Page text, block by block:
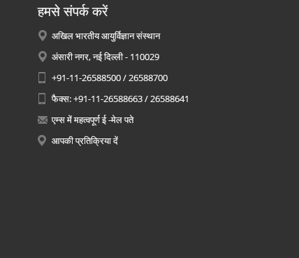
हमसे संपर्क करें
अखिल भारतीय आयुर्विज्ञान संस्थान
अंसारी नगर, नई दिल्ली - 110029
+91-11-26588500 / 26588700
फैक्स: +91-11-26588663 / 26588641
एम्स में महत्वपूर्ण ई -मेल पते
आपकी प्रतिक्रिया दें